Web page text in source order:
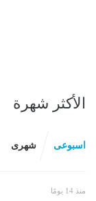
الأكثر شهرة
اسبوعى شهرى
منذ 14 يومًا